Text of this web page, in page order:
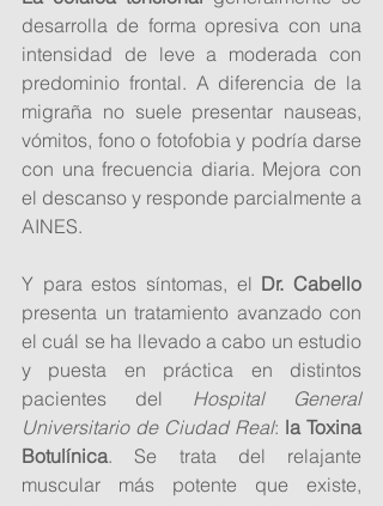
desarrolla de forma opresiva con una
intensidad de leve a moderada con
predominio frontal. A diferencia de la
migraña no suele presentar nauseas,
vómitos, fono o fotofobia y podría darse
con una frecuencia diaria. Mejora con
el descanso y responde parcialmente a
AINES.
Y para estos síntomas, el Dr. Cabello
presenta un tratamiento avanzado con
el cuál se ha llevado a cabo un estudio
y puesta en práctica en distintos
pacientes del Hospital General
Universitario de Ciudad Real: la Toxina
Botulínica. Se trata del relajante
muscular más potente que existe,